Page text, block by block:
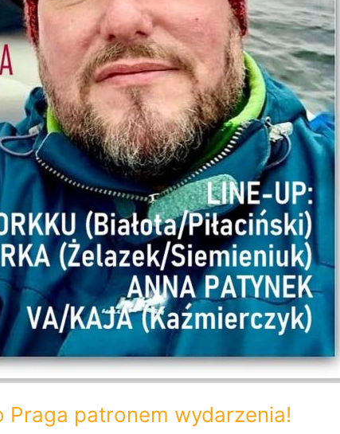
Praga patronem wydarzenia!